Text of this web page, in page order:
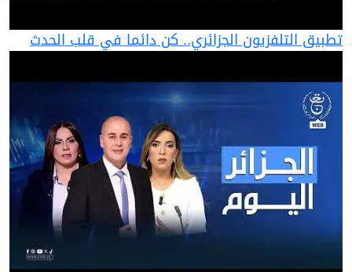
تطبيق التلفزيون الجزائري.. كن دائما في قلب الحدث